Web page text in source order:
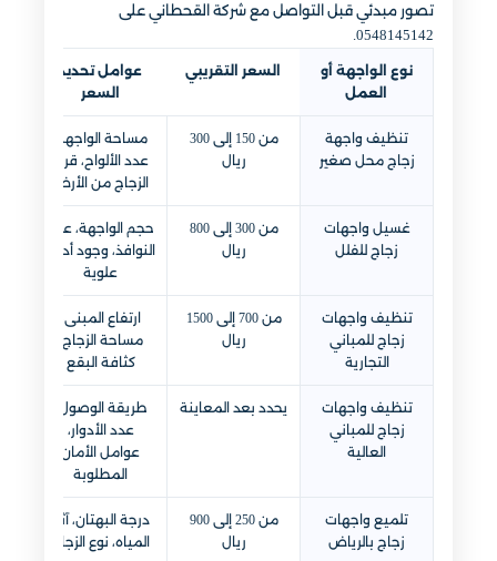
تصور مبدئي قبل التواصل مع شركة القحطاني على
0548145142.
نوع الواجهة أو
العمل
السعر التقريبي
عوامل تحديد
السعر
تنظيف واجهة
زجاج محل صغير
من 150 إلى 300
ريال
مساحة الواجهة،
عدد الألواح، قرب
الزجاج من الأرض
غسيل واجهات
زجاج للفلل
من 300 إلى 800
ريال
حجم الواجهة، عدد
النوافذ، وجود أدوار
علوية
تنظيف واجهات
زجاج للمباني
التجارية
من 700 إلى 1500
ريال
ارتفاع المبنى،
مساحة الزجاج،
كثافة البقع
تنظيف واجهات
زجاج للمباني
العالية
يحدد بعد المعاينة
طريقة الوصول،
عدد الأدوار،
عوامل الأمان
المطلوبة
تلميع واجهات
زجاج بالرياض
من 250 إلى 900
ريال
درجة البهتان، آثار
المياه، نوع الزجاج